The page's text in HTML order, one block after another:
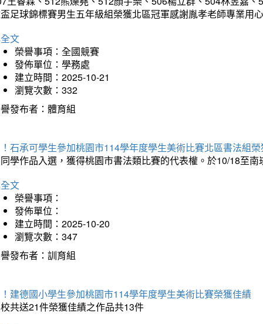
足球錦標賽男生五年級組榮獲北區冠軍感謝胤孝老師專業用
文
榮譽事項：全國競賽
發佈單位：學務處
建立時間：2025-10-21
瀏覽次數：332
發布者：體育組
石承可學生參加桃園市114學年度學生美術比賽北區書法組
學作品入選，獲得桃園市書法類比賽的代表權。於10/18至
文
榮譽事項：
發佈單位：
建立時間：2025-10-20
瀏覽次數：347
發布者：訓育組
建德國小學生參加桃園市114學年度學生美術比賽榮獲佳績
共送21件榮獲佳績之作品共13件